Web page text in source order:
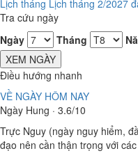
Lịch tháng Lịch tháng 2/2027
Tra cứu ngày
Ngày
Tháng
XEM NGÀY
Điều hướng nhanh
VỀ NGÀY HÔM NAY
Ngày Hung · 3.6/10
Trực Nguy (ngày nguy hiểm,
đạo nên cần thận trọng với